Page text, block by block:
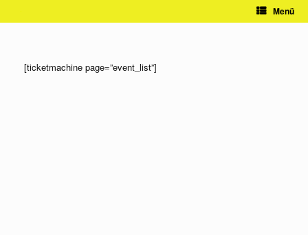
Menü
[ticketmachine page=”event_list”]